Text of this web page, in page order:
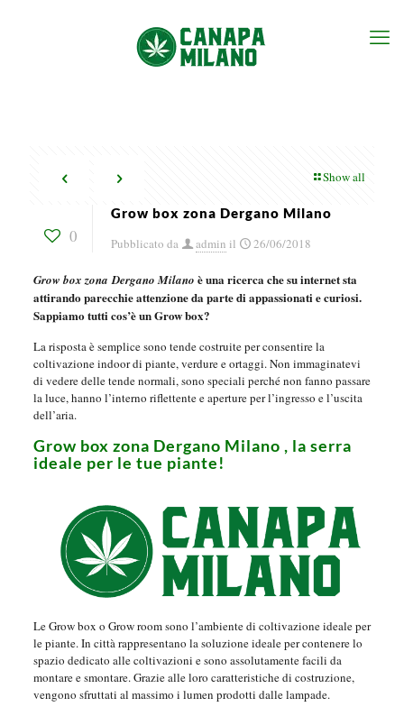
Show all
0
Grow box zona Dergano Milano
Pubblicato da
admin il 26/06/2018
Grow box zona Dergano Milano è una ricerca che su internet sta
attirando parecchie attenzione da parte di appassionati e curiosi.
Sappiamo tutti cos’è un Grow box?
La risposta è semplice sono tende costruite per consentire la
coltivazione indoor di piante, verdure e ortaggi. Non immaginatevi
di vedere delle tende normali, sono speciali perché non fanno passare
la luce, hanno l’interno riflettente e aperture per l’ingresso e l’uscita
dell’aria.
Grow box zona Dergano Milano , la serra
ideale per le tue piante!
Le Grow box o Grow room sono l’ambiente di coltivazione ideale per
le piante. In città rappresentano la soluzione ideale per contenere lo
spazio dedicato alle coltivazioni e sono assolutamente facili da
montare e smontare. Grazie alle loro caratteristiche di costruzione,
vengono sfruttati al massimo i lumen prodotti dalle lampade.